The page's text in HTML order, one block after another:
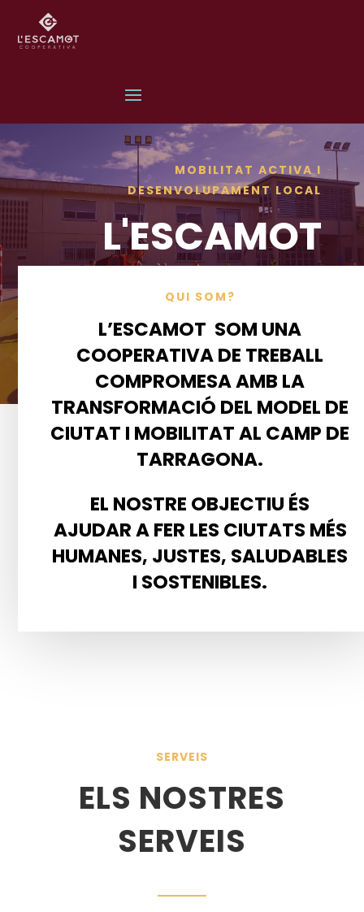
MOBILITAT ACTIVA I
DESENVOLUPAMENT LOCAL
L'ESCAMOT
QUI SOM?
L’ESCAMOT SOM UNA
COOPERATIVA DE TREBALL
COMPROMESA AMB LA
TRANSFORMACIÓ DEL MODEL DE
CIUTAT I MOBILITAT AL CAMP DE
TARRAGONA.
EL NOSTRE OBJECTIU ÉS
AJUDAR A FER LES CIUTATS MÉS
HUMANES, JUSTES, SALUDABLES
I SOSTENIBLES.
SERVEIS
ELS NOSTRES
SERVEIS